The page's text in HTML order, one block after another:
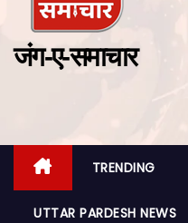
जंग-ए-समाचार
TRENDING
UTTAR PARDESH NEWS